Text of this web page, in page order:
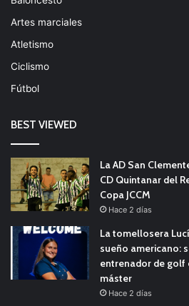
Artes marciales
Atletismo
Ciclismo
Fútbol
BEST VIEWED
La AD San
CD Quintanar del
Copa JCCM
Hace 2 días
La tomellosera
sueño americano:
entrenador de golf
máster
Hace 2 días